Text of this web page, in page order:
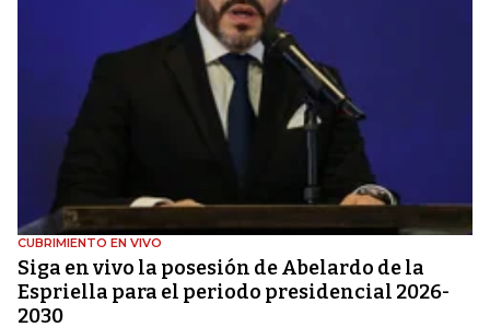
CUBRIMIENTO EN VIVO
Siga en vivo la posesión de Abelardo de la
Espriella para el periodo presidencial 2026-
2030